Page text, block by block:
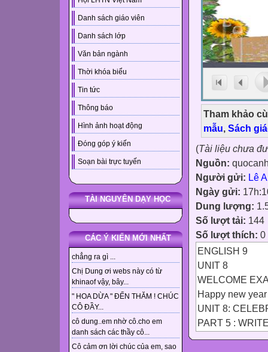
Danh sách giáo viên
Danh sách lớp
Văn bản ngành
Thời khóa biểu
Tin tức
Thông báo
Hình ảnh hoạt động
Đóng góp ý kiến
Soạn bài trực tuyến
TÀI NGUYÊN DẠY HỌC
CÁC Ý KIẾN MỚI NHẤT
chẳng ra gì ...
Chị Dung ơi webs này có từ
khinaof vậy, bây...
" HOA DỪA " ĐẾN THĂM ! CHÚC
CÔ ĐẦY...
cô dung..em nhờ cô.cho em
danh sách các thầy cô...
Cô cảm ơn lời chúc của em, sao
Tham khảo
mẫu, Sách
(Tài liệu chưa
Nguồn:
Người gửi: Lê
Ngày gửi:
Dung lượng:
Số lượt tải: 144
Số lượt thích: 0
ENGLISH 9
UNIT 8
WELCOME
Happy new
UNIT 8:
PART 5 :
* Write the